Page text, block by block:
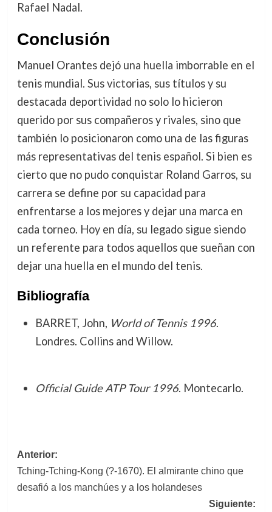
Rafael Nadal.
Conclusión
Manuel Orantes dejó una huella imborrable en el
tenis mundial. Sus victorias, sus títulos y su
destacada deportividad no solo lo hicieron
querido por sus compañeros y rivales, sino que
también lo posicionaron como una de las figuras
más representativas del tenis español. Si bien es
cierto que no pudo conquistar Roland Garros, su
carrera se define por su capacidad para
enfrentarse a los mejores y dejar una marca en
cada torneo. Hoy en día, su legado sigue siendo
un referente para todos aquellos que sueñan con
dejar una huella en el mundo del tenis.
Bibliografía
BARRET, John, World of Tennis 1996.
Londres. Collins and Willow.
Official Guide ATP Tour 1996. Montecarlo.
Navegación
de
Anterior:
Tching-Tching-Kong (?-1670). El almirante chino que
desafió a los manchúes y a los holandeses
Siguiente: